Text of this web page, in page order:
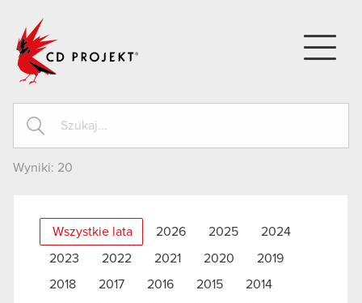
Wyniki: 20
Wszystkie lata 2026 2025 2024
2023 2022 2021 2020
2019
2018
2017 2016 2015
2014